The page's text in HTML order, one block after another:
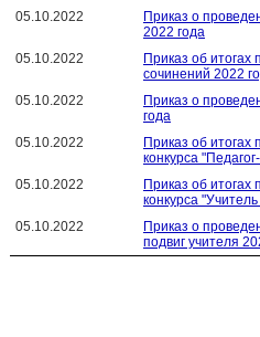
05.10.2022
Приказ о
2022 года
05.10.2022
Приказ об итогах
сочинений 2022
05.10.2022
Приказ о
года
05.10.2022
Приказ об итогах
конкурса
05.10.2022
Приказ об итогах
конкурса
05.10.2022
Приказ о
подвиг учителя